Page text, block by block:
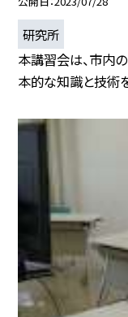
研究所
本講習会は、市内
本的な知識と技術